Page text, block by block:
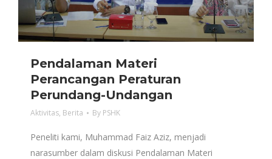
Pendalaman Materi
Perancangan Peraturan
Perundang-Undangan
Aktivitas, Berita By PSHK
Peneliti kami, Muhammad Faiz Aziz, menjadi
narasumber dalam diskusi Pendalaman Materi